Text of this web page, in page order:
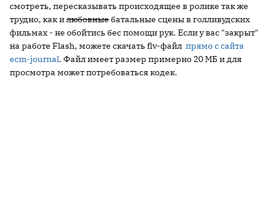
смотреть, пересказывать происходящее в ролике так же
трудно, как илюбовныебатальные сцены в голливудских
фильмах - не обойтись бес помощи рук. Если у вас "закрыт"
на работе Flash, можете скачать flv-файл прямо с сайта
ecm-journal. Файл имеет размер примерно 20 МБ и для
просмотра может потребоваться кодек.